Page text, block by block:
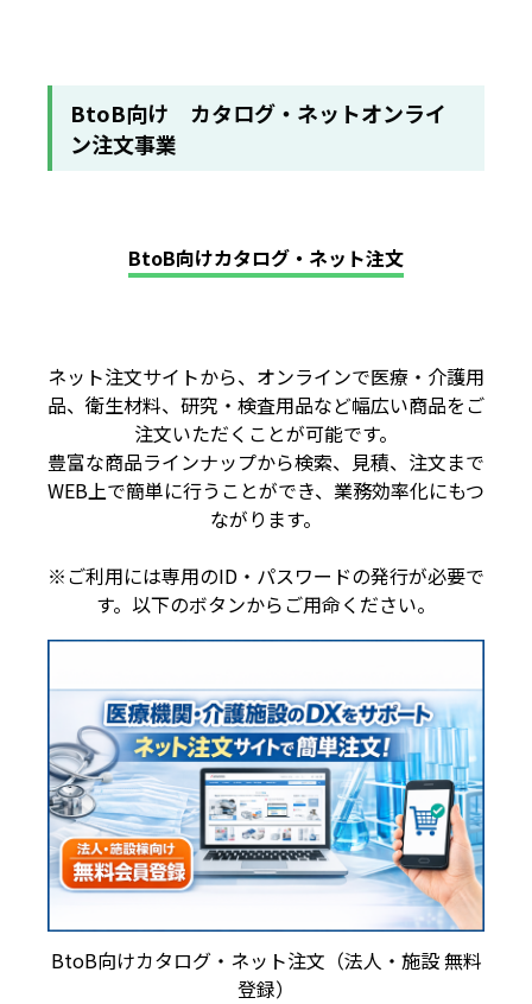
BtoB向け カタログ・ネットオンライ
ン注文事業
BtoB向けカタログ・ネット注文
ネット注文サイトから、オンラインで医療・介護用
品、衛生材料、研究・検査用品など幅広い商品をご
注文いただくことが可能です。
豊富な商品ラインナップから検索、見積、注文まで
WEB上で簡単に行うことができ、業務効率化にもつ
ながります。
※ご利用には専用のID・パスワードの発行が必要で
す。以下のボタンからご用命ください。
BtoB向けカタログ・ネット注文（法人・施設 無料
登録）